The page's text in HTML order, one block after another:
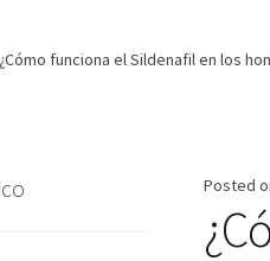
fortuna Echar fiesta Solución
Impressum Mi
¿Cómo funciona el Sildenafil en los
Posted